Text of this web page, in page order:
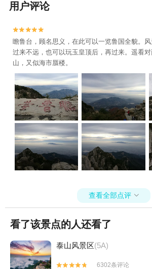
用户评论


瞻鲁台，顾名思义，在此可以一览鲁国全貌。
过来不远，也可以玩玉皇顶后，再过来。遥看
山，又似海市蜃楼。
查看全部点评 
看了该景点的人还看了
泰山风景区(5A)


6302条评论